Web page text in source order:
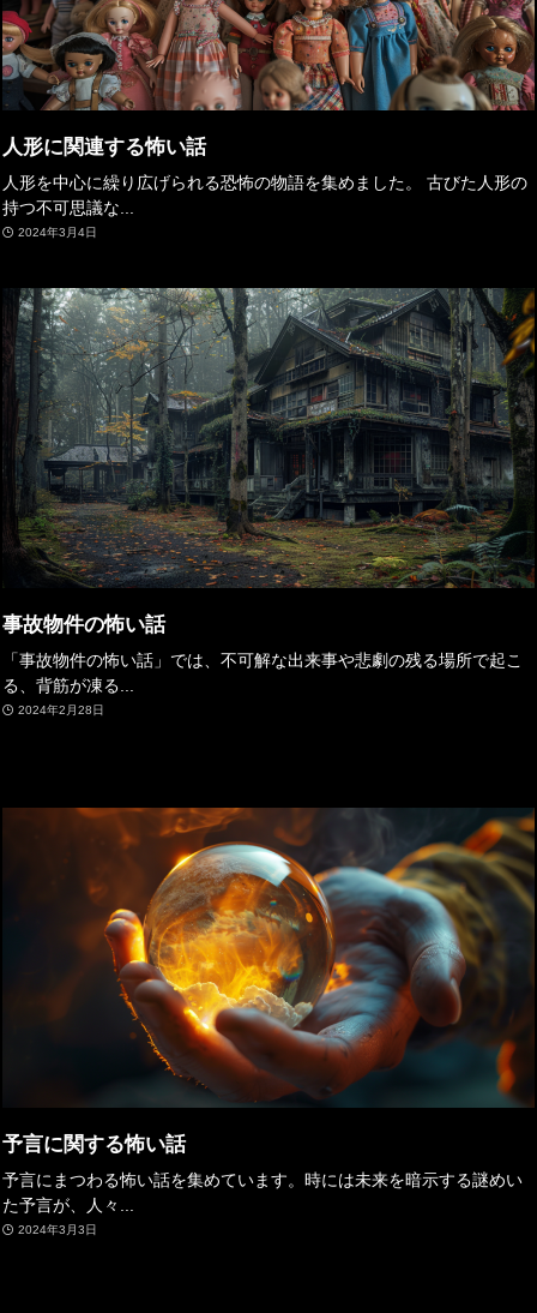
人形に関連する怖い話
人形を中心に繰り広げられる恐怖の物語を集めました。 古びた人形の
持つ不可思議な...
2024年3月4日
事故物件の怖い話
「事故物件の怖い話」では、不可解な出来事や悲劇の残る場所で起こ
る、背筋が凍る...
2024年2月28日
予言に関する怖い話
予言にまつわる怖い話を集めています。時には未来を暗示する謎めい
た予言が、人々...
2024年3月3日